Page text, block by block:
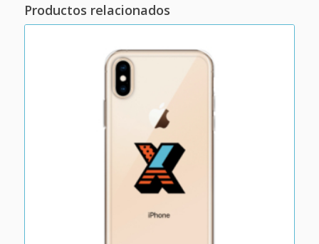
Productos relacionados